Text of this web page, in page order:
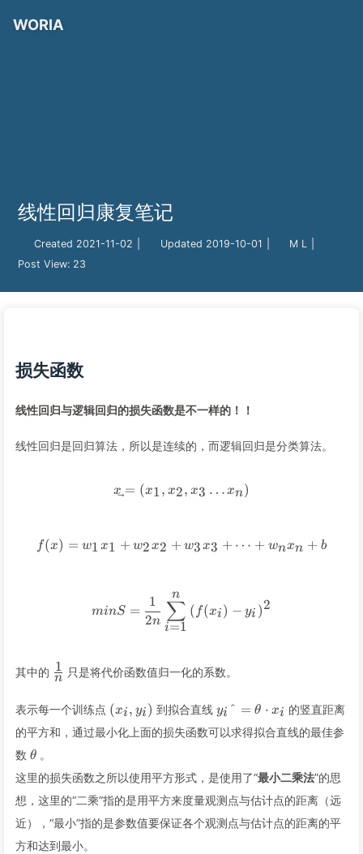
WORIA
线性回归康复笔记
Created 2021-11-02 Updated 2019-10-01 M L
Post View: 23
损失函数
线性回归与逻辑回归的损失函数是不一样的！！
线性回归是回归算法，所以是连续的，而逻辑回归是分类算法。
\vec x = (x_1,x_2,x_3 \dots
x = (x1, x2, x3 … xn)
f(x) =
f(x) = w1x1 + w2x2 + w3x3 + ⋯ + wnxn + b
minS = \frac {1} {2n}
minS =
2n
1
i=1
∑
n
( f(xi) − yi )2
其中的 \frac1
n
n
1 只是将代价函数值归一化的系数。
表示每一个训练点 (x_i,y_i)
(xi, yi) 到拟合直线y_iˆ=θ⋅x_i
yi ˆ = θ ⋅ xi 的竖直距离
的平方和，通过最小化上面的损失函数可以求得拟合直线的最佳参
数 θ
θ 。
这里的损失函数之所以使用平方形式，是使用了“最小二乘法”的思
想，这里的“二乘”指的是用平方来度量观测点与估计点的距离（远
近），“最小”指的是参数值要保证各个观测点与估计点的距离的平
方和达到最小。